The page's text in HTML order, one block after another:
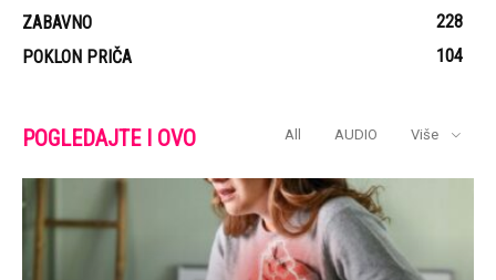
ZABAVNO
228
POKLON PRIČA
104
POGLEDAJTE I OVO All AUDIO Više